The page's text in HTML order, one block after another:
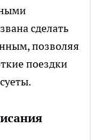
сделать
позволяя
поездки